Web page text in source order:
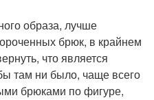
образа, лучше
брюк, в крайнем
что является
там ни было, чаще всего
брюками по фигуре,